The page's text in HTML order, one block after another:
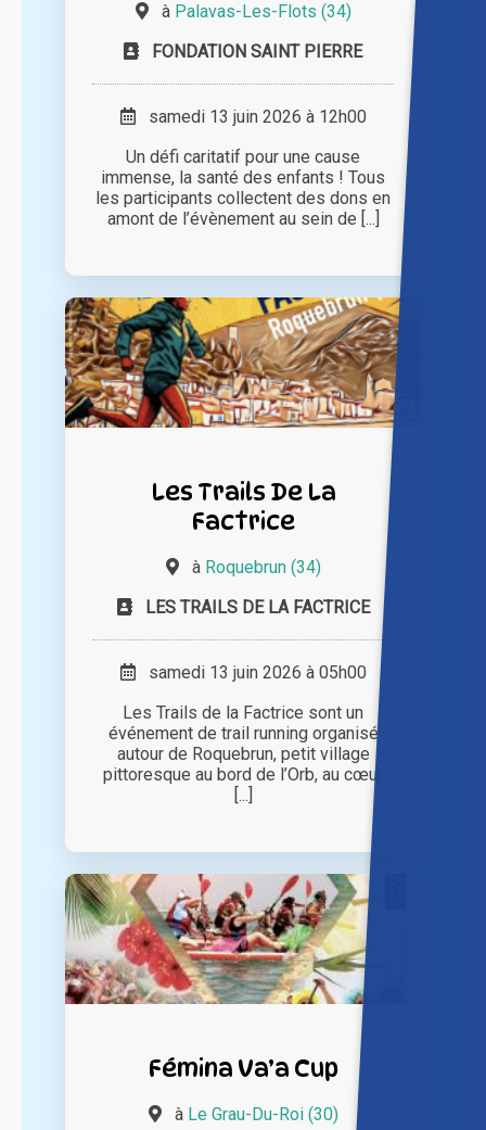
à Palavas-Les-Flots (34)
FONDATION SAINT PIERRE
samedi 13 juin 2026 à 12h00
Un défi caritatif pour une cause
immense, la santé des enfants ! Tous
les participants collectent des dons en
amont de l’évènement au sein de [...]
Les Trails De La
Factrice
à Roquebrun (34)
LES TRAILS DE LA FACTRICE
samedi 13 juin 2026 à 05h00
Les Trails de la Factrice sont un
événement de trail running organisé
autour de Roquebrun, petit village
pittoresque au bord de l’Orb, au cœur
[...]
Fémina Va’a Cup
à Le Grau-Du-Roi (30)